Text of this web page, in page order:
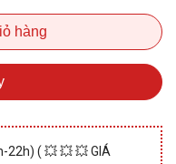
hàng
22h) ( 💥 💥 💥 GIÁ